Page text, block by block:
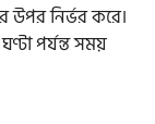
উপর নির্ভর করে।
পর্যন্ত সময়